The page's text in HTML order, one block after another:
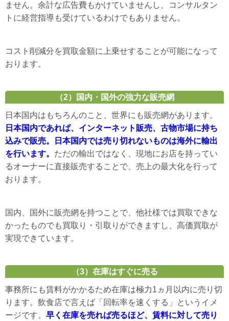
ません。余計な広告費もかけていませんし、コンサルタン
トに経営指導も受けているわけでもありません。
コスト削減分を買取金額に上乗せすることが可能になって
おります。
（2）国内・国外の強力な販売網
日本国内はもちろんのこと、世界にも販売網があります。
日本国内であれば、インターネット販売、古物市場に持ち
込みで販売。日本国内では売り切れないものは海外に輸出
を行います。 ただの輸出ではなく、現地にお店を持ってい
るオーナーに直接販売することで、売上の最大化を行って
おります。
国内、国外に販売網を持つことで、他社様では買取できな
かったものでも買取り・引取りができますし、高価買取が
実現できています。
（3）在庫はすぐに売る
事務所にも賃料がかかるため在庫は極力1ヵ月以内に売り切
ります。飲食店で言えば「回転率を速くする」というイメ
ージです。 早く在庫を売れば売るほど、賃料に対して売り